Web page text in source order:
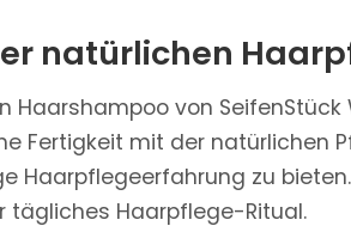
natürlichen
von
Fertigkeit mit der natürlichen
zu
tägliches Haarpflege-Ritual.